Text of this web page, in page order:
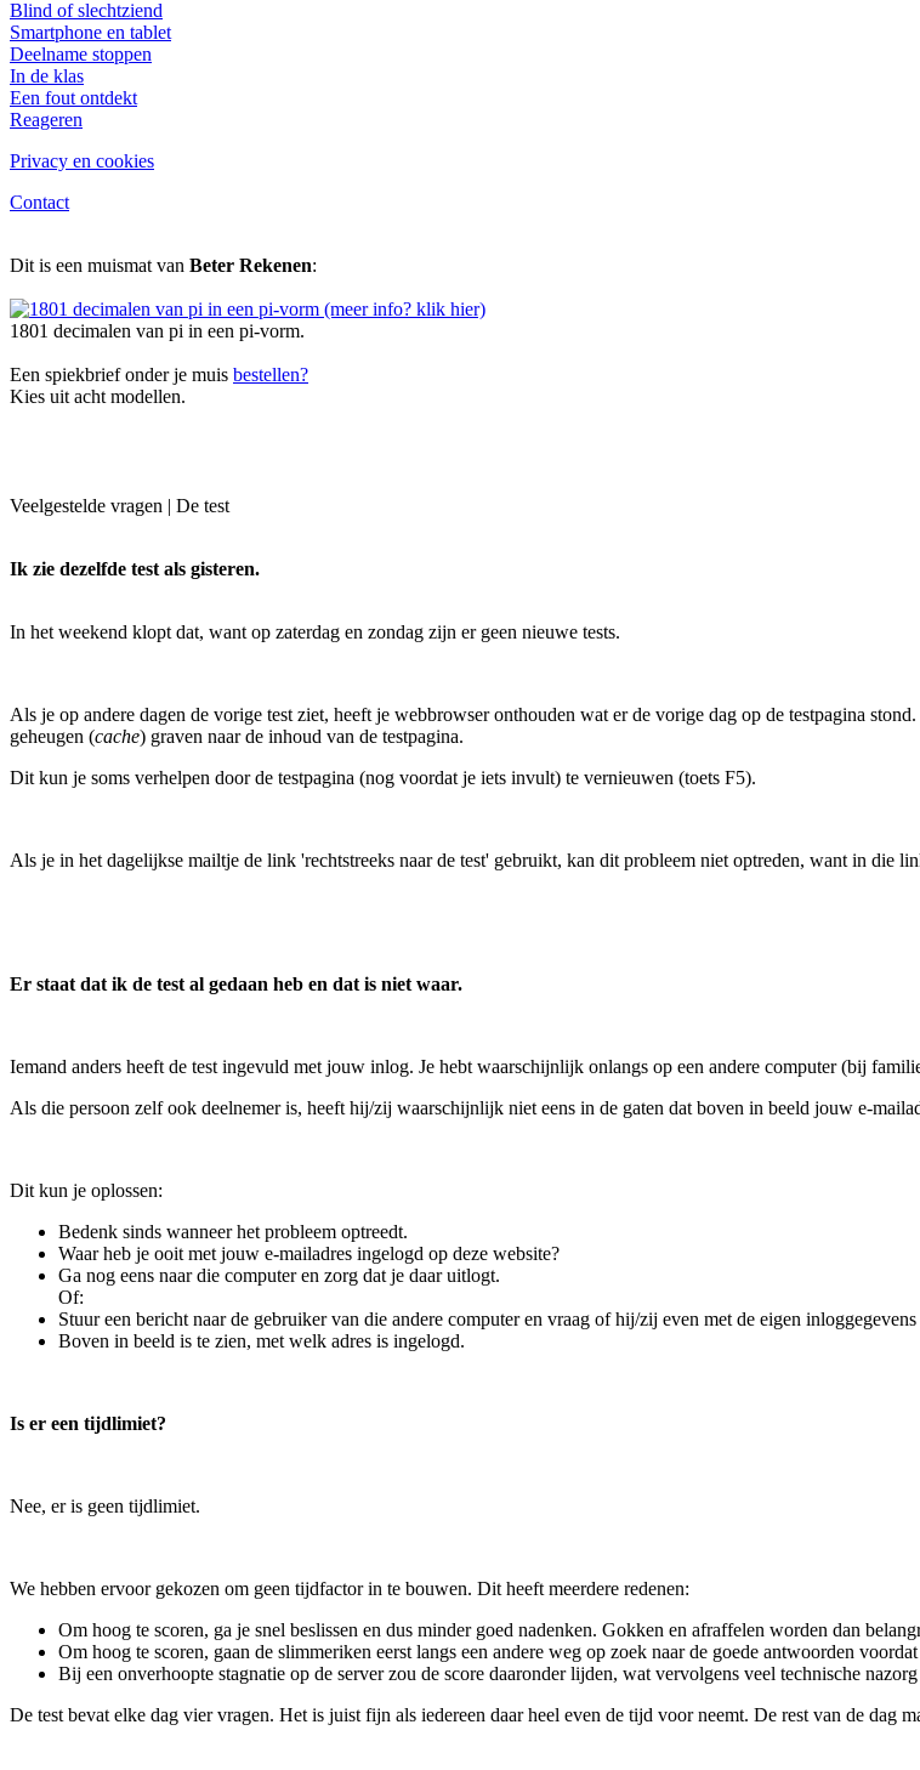
Blind of slechtziend
Smartphone en tablet
Deelname stoppen
In de klas
Een fout ontdekt
Reageren
Privacy en cookies
Contact
Dit is een muismat van Beter Rekenen:
1801 decimalen van pi in een pi-vorm.
Een spiekbrief onder je muis bestellen?
Kies uit acht modellen.
Veelgestelde vragen | De test
Ik zie dezelfde test als gisteren.
In het weekend klopt dat, want op zaterdag en zondag zijn er geen nieuwe tests.
Als je op andere dagen de vorige test ziet, heeft je webbrowser onthouden wat er de vorige dag op de testpagina
geheugen (cache) graven naar de inhoud van de testpagina.
Dit kun je soms verhelpen door de testpagina (nog voordat je iets invult) te vernieuwen (toets F5).
Als je in het dagelijkse mailtje de link 'rechtstreeks naar de test' gebruikt, kan dit probleem niet optreden, want in die
Er staat dat ik de test al gedaan heb en dat is niet waar.
Iemand anders heeft de test ingevuld met jouw inlog. Je hebt waarschijnlijk onlangs op een andere computer (bij
Als die persoon zelf ook deelnemer is, heeft hij/zij waarschijnlijk niet eens in de gaten dat boven in beeld jouw e-
Dit kun je oplossen:
Bedenk sinds wanneer het probleem optreedt.
Waar heb je ooit met jouw e-mailadres ingelogd op deze website?
Ga nog eens naar die computer en zorg dat je daar uitlogt.
Of:
Stuur een bericht naar de gebruiker van die andere computer en vraag of hij/zij even met de eigen
Boven in beeld is te zien, met welk adres is ingelogd.
Is er een tijdlimiet?
Nee, er is geen tijdlimiet.
We hebben ervoor gekozen om geen tijdfactor in te bouwen. Dit heeft meerdere redenen:
Om hoog te scoren, ga je snel beslissen en dus minder goed nadenken. Gokken en afraffelen worden dan
Om hoog te scoren, gaan de slimmeriken eerst langs een andere weg op zoek naar de goede antwoorden
Bij een onverhoopte stagnatie op de server zou de score daaronder lijden, wat vervolgens veel technische
De test bevat elke dag vier vragen. Het is juist fijn als iedereen daar heel even de tijd voor neemt. De rest van de dag